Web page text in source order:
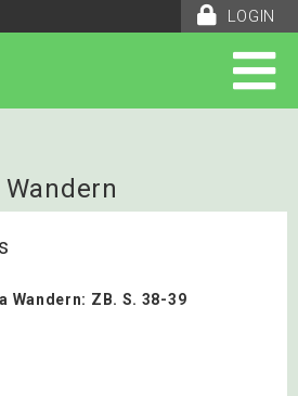
LOGIN
Wandern: ZB. S. 38-39